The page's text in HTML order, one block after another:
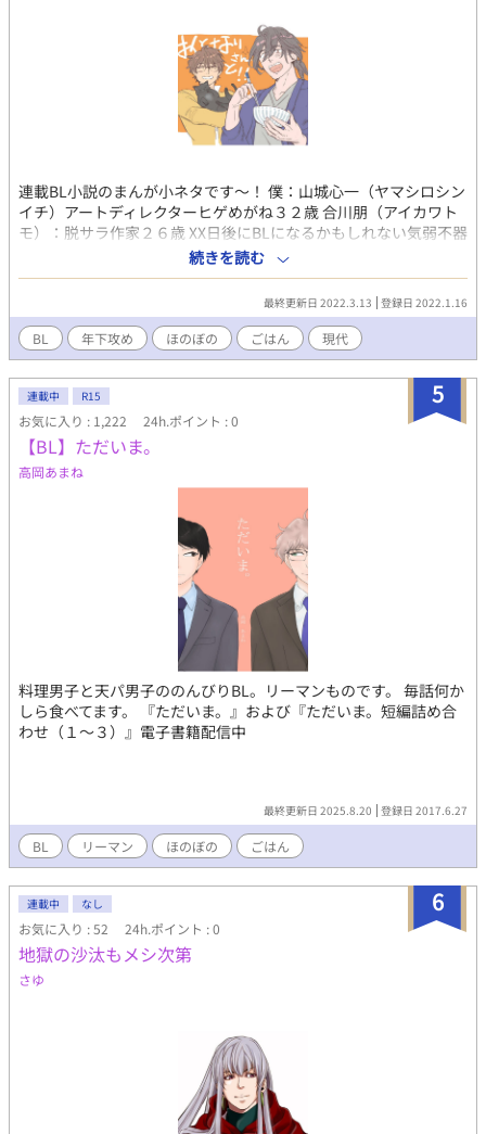
連載BL小説のまんが小ネタです～！ 僕：山城心一（ヤマシロシン
イチ）アートディレクターヒゲめがね３２歳 合川朋（アイカワト
モ）：脱サラ作家２６歳 XX日後にBLになるかもしれない気弱不器
用年下攻め（作家）×お人好し三十路受（テレワーク中アートデ
ィレクター）＋黒猫２匹とほのぼのひきこもりごはん。
続きを読む
最終更新日 2022.3.13 登録日 2022.1.16
BL 年下攻め ほのぼの ごはん 現代
5
連載中 R15
お気に入り : 1,222 24h.ポイント : 0
【BL】ただいま。
高岡あまね
料理男子と天パ男子ののんびりBL。リーマンものです。 毎話何か
しら食べてます。 『ただいま。』および『ただいま。短編詰め合
わせ（１～３）』電子書籍配信中
最終更新日 2025.8.20 登録日 2017.6.27
BL リーマン ほのぼの ごはん
6
連載中 なし
お気に入り : 52 24h.ポイント : 0
地獄の沙汰もメシ次第
さゆ